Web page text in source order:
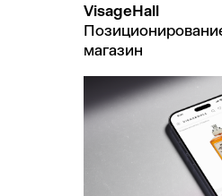
VisageHall
магазин